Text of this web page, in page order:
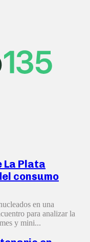
La Plata
consumo
en una
para analizar la
y mini...